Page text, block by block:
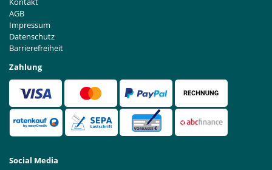
AGB
Impressum
Datenschutz
Barrierefreiheit
Zahlung
Social Media